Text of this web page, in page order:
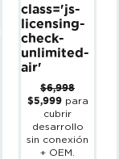
class='js-
licensing-
check-
unlimited-
air'
$6,998
$5,999para
cubrir
desarrollo
sin conexión
+ OEM.